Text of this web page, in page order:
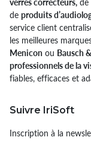
de produits
service client
les meilleures
Menicon ou Bausch
professionnels de la
fiables, efficaces et
Suivre IriSoft
Inscription à la